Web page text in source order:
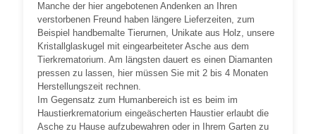
Manche der hier angebotenen Andenken an Ihren
verstorbenen Freund haben längere Lieferzeiten, zum
Beispiel handbemalte Tierurnen, Unikate aus Holz, unsere
Kristallglaskugel mit eingearbeiteter Asche aus dem
Tierkrematorium. Am längsten dauert es einen Diamanten
pressen zu lassen, hier müssen Sie mit 2 bis 4 Monaten
Herstellungszeit rechnen.
Im Gegensatz zum Humanbereich ist es beim im
Haustierkrematorium eingeäscherten Haustier erlaubt die
Asche zu Hause aufzubewahren oder in Ihrem Garten zu